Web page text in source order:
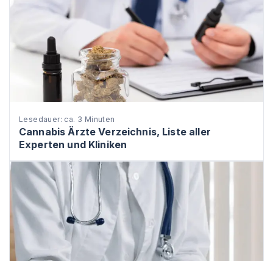
Lesedauer: ca. 3 Minuten
Cannabis Ärzte Verzeichnis, Liste aller
Experten und Kliniken